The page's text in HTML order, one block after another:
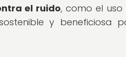
el ruido, como el
y beneficiosa